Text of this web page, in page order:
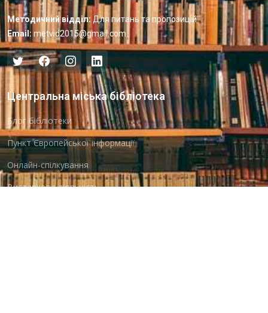
Методичний відділ: Для питань та пропозицій
Email: metvid2015@gmail.com
Центральна міська бібліотека
Блог бібліотеки
Пункт Європейської інформації
Онлайн-спілкування
Виставкова діяльність